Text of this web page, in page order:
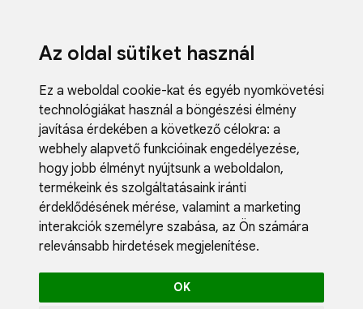
Az oldal sütiket használ
Ez a weboldal cookie-kat és egyéb nyomkövetési
technológiákat használ a böngészési élmény
javítása érdekében a következő célokra: a
webhely alapvető funkcióinak engedélyezése,
hogy jobb élményt nyújtsunk a weboldalon,
termékeink és szolgáltatásaink iránti
érdeklődésének mérése, valamint a marketing
interakciók személyre szabása, az Ön számára
relevánsabb hirdetések megjelenítése.
OK
Blog